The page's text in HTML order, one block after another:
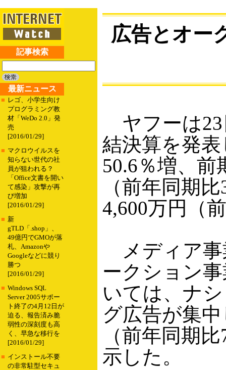
記事検索
最新ニュース
■ レゴ、小学生向け
プログラミング教
材「WeDo 2.0」発
売
[2016/01/29]
■ マクロウイルスを
知らない世代の社
員が狙われる？
「Office文書を開い
て感染」攻撃が再
び増加
[2016/01/29]
■ 新
gTLD「.shop」、
49億円でGMOが落
札、Amazonや
Googleなどに競り
勝つ
[2016/01/29]
■ Windows SQL
Server 2005サポー
ト終了の4月12日が
迫る、報告済み脆
弱性の深刻度も高
く、早急な移行を
[2016/01/29]
■ インストール不要
の非常駐型セキュ
広告とオー
ヤフーは23
結決算を発
50.6％増、前
（前年同期
4,600万円（
メディア事
ークション
いては、ナ
グ広告が集
（前年同期
示した。